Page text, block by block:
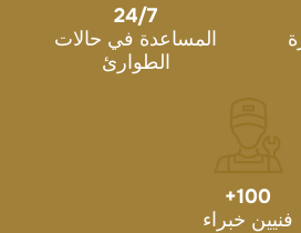
24/7
المساعدة في حالات
الطوارئ
100
+
فنيين خبراء